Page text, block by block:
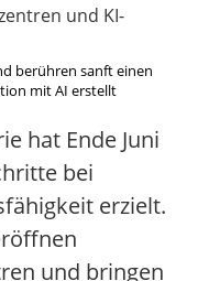
berühren sanft einen
mit AI erstellt
hat Ende Juni
bei
erzielt.
und bringen